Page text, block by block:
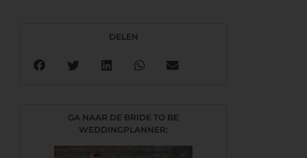
DELEN
GA NAAR DE BRIDE TO BE
WEDDINGPLANNER: